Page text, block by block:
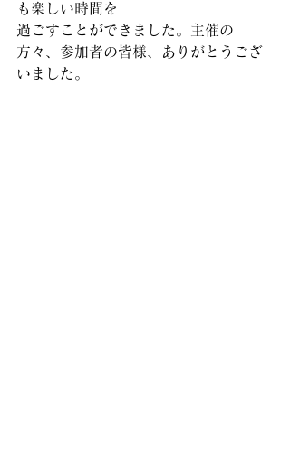
も楽しい時間を
過ごすことができました。主催の
方々、参加者の皆様、ありがとうござ
いました。